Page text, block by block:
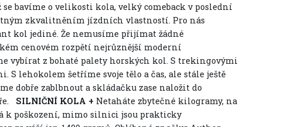
bavíme o velikosti kola, velký comeback v poslední
zkvalitněním jízdních vlastností. Pro nás
kol jediné. Že nemusíme přijímat žádné
cenovém rozpětí nejrůznější moderní
vybírat z bohaté palety horských kol. S trekingovými
lehokolem šetříme svoje tělo a čas, ale stále ještě
dobře zablbnout a skládačku zase naložit do
SILNIČNÍ KOLA + Netaháte zbytečné kilogramy, na
k poškození, mimo silnici jsou prakticky